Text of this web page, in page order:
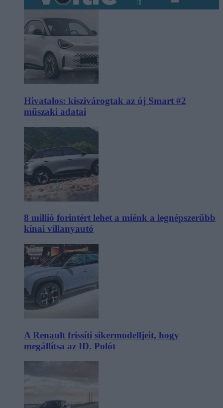
Hivatalos: kiszivárogtak az új Smart #2
műszaki adatai
8 millió forintért lehet a miénk a legnépszerűbb
kínai villanyautó
A Renault frissíti sikermodelljeit, hogy
megállítsa az ID. Polót